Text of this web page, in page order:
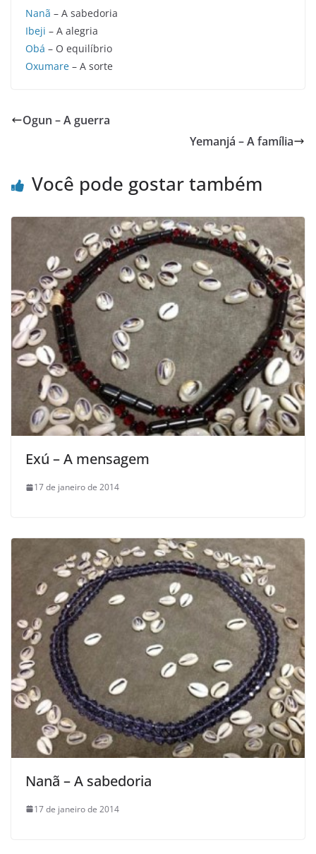
Nanã – A sabedoria
Ibeji – A alegria
Obá – O equilíbrio
Oxumare – A sorte
Ogun – A guerra
Yemanjá – A família
Você pode gostar também
Exú – A mensagem
17 de janeiro de 2014
Nanã – A sabedoria
17 de janeiro de 2014